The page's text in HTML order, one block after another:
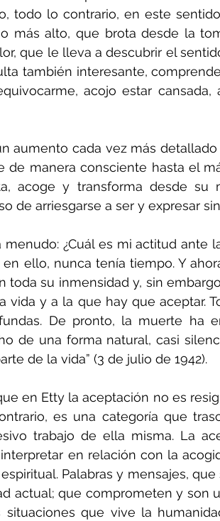
todo lo contrario, en este
más alto, que brota desde la
que le lleva a descubrir el
también interesante,
acojo estar
aumento cada vez más
de manera consciente hasta el
acoge y transforma desde su
de arriesgarse a ser y expresar
menudo: ¿Cuál es mi actitud ante
ello, nunca tenía tiempo. Y
toda su inmensidad y, sin
vida y a la que hay que aceptar.
De pronto, la muerte ha
de una forma natural, casi
de la vida” (3 de julio de 1942).
en Etty la aceptación no es
es una categoría que
trabajo de ella misma. La
en relación con la
Palabras y mensajes,
actual; que comprometen y son
que vive la